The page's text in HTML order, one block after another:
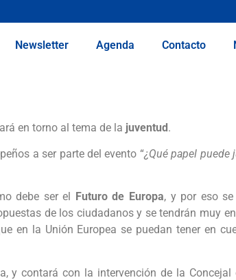
Newsletter Agenda Contacto
en torno al tema de la juventud.
a ser parte del evento “¿Qué papel puede
debe ser el Futuro de Europa, y por eso
de los ciudadanos y se tendrán muy
en la Unión Europea se puedan tener en
y contará con la intervención de la